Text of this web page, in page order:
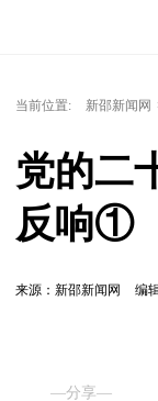
当前位置: 新邵新闻网
党的二
反响①
来源：新邵新闻网 编
—分享—